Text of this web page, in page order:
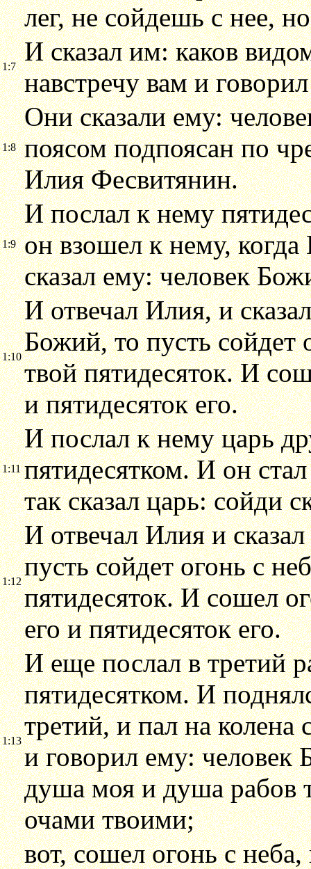
лег, не сойдешь с нее,
1:7
И сказал им: каков
навстречу вам и
1:8
Они сказали ему:
поясом подпоясан по
Илия Фесвитянин.
1:9
И послал к нему
он взошел к нему,
сказал ему: человек
1:10
И отвечал Илия, и
Божий, то пусть сойдет
твой пятидесяток. И
и пятидесяток его.
1:11
И послал к нему царь
пятидесятком. И он
так сказал царь: сойди
1:12
И отвечал Илия и
пусть сойдет огонь с
пятидесяток. И сошел
его и пятидесяток его.
1:13
И еще послал в третий
пятидесятком. И
третий, и пал на
и говорил ему: человек
душа моя и душа рабов
очами твоими;
вот, сошел огонь с